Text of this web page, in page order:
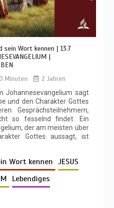
sein Wort kennen | 13.7
|
Minuten
2 Jahren
Johannesevangelium sagt
und den Charakter Gottes
Gesprächsteilnehmern,
so fesselnd findet. Ein
der am meisten über
Gottes aussagt, ist
Wort kennen
JESUS
Lebendiges